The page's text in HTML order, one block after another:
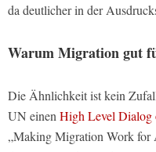
da deutlicher in der
Warum Migration gut
Die Ähnlichkeit ist kein
UN einen High Level Dialog
„Making Migration Work for